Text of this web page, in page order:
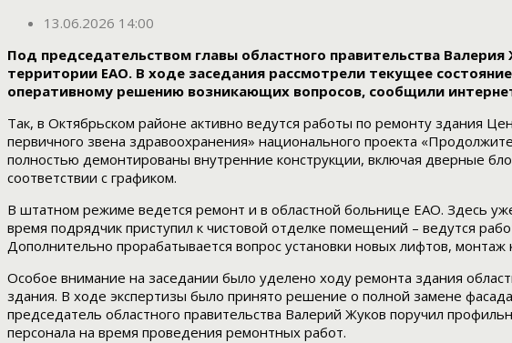
13.06.2026 14:00
Под председательством главы областного правительства
территории ЕАО. В ходе заседания рассмотрели текущее
оперативному решению возникающих вопросов, сообщили
Так, в Октябрьском районе активно ведутся работы по ремонту здания
первичного звена здравоохранения» национального проекта
полностью демонтированы внутренние конструкции, включая дверные
соответствии с графиком.
В штатном режиме ведется ремонт и в областной больнице ЕАО. Здесь
время подрядчик приступил к чистовой отделке помещений – ведутся
Дополнительно прорабатывается вопрос установки новых лифтов, монтаж
Особое внимание на заседании было уделено ходу ремонта здания
здания. В ходе экспертизы было принято решение о полной замене
председатель областного правительства Валерий Жуков поручил
персонала на время проведения ремонтных работ.